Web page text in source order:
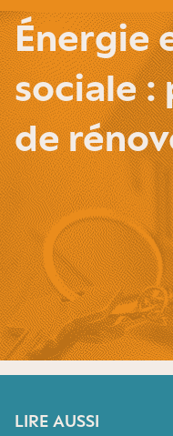
Énergie
sociale
de
LIRE AUSSI